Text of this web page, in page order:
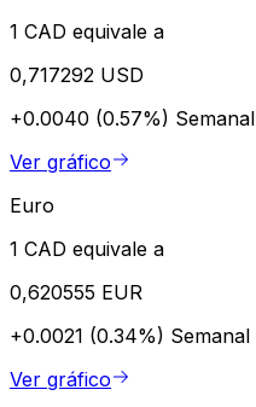
1 CAD equivale a
0,717292 USD
+0.0040 (0.57%) Semanal
Ver gráfico
Euro
1 CAD equivale a
0,620555 EUR
+0.0021 (0.34%) Semanal
Ver gráfico